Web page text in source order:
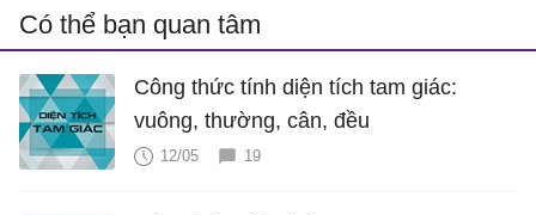
Có thể bạn quan tâm
Công thức tính diện tích tam giác:
vuông, thường, cân, đều
12/05 19